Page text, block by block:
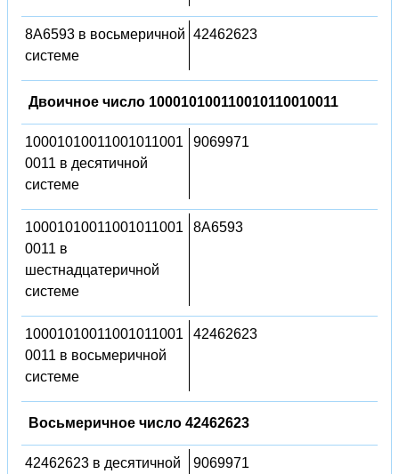
8A6593 в восьмеричной
системе
42462623
Двоичное число 100010100110010110010011
10001010011001011001
0011 в десятичной
системе
9069971
10001010011001011001
0011 в
шестнадцатеричной
системе
8A6593
10001010011001011001
0011 в восьмеричной
системе
42462623
Восьмеричное число 42462623
42462623 в десятичной 9069971